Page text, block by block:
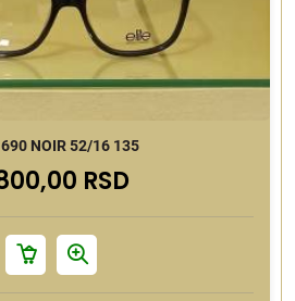
NOIR 52/16 135
RSD